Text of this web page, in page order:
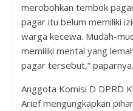
merobohkan tembok
pagar itu belum memiliki
warga kecewa. Mudah-
memiliki mental yang
pagar tersebut,” paparnya.
Anggota Komisi D DPRD
Arief mengungkapkan